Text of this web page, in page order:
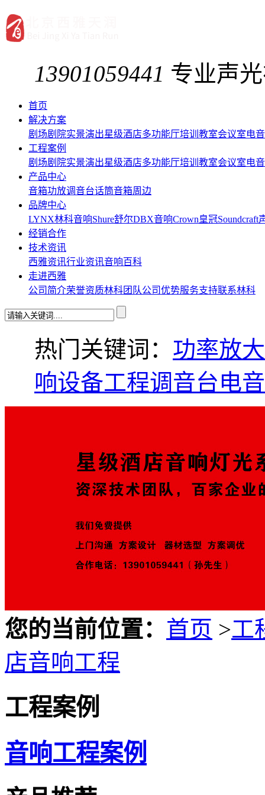
13901059441 专业声
首页
解决方案
剧场剧院实景演出星级酒店多功能厅培训教室会议室电
工程案例
剧场剧院实景演出星级酒店多功能厅培训教室会议室电
产品中心
音箱功放调音台话筒音箱周边
品牌中心
LYNX林科音响Shure舒尔DBX音响Crown皇冠Soundcraft
经销合作
技术资讯
西雅资讯行业资讯音响百科
走进西雅
公司简介荣誉资质林科团队公司优势服务支持联系林科
热门关键词： 功率放
响设备工程调音台电
您的当前位置： 首页 >工
店音响工程
工程案例
音响工程案例